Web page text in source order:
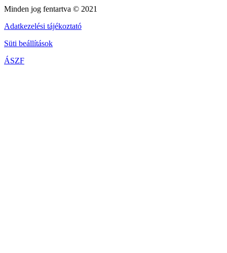
Minden jog fentartva © 2021
Adatkezelési tájékoztató
Süti beállítások
ÁSZF